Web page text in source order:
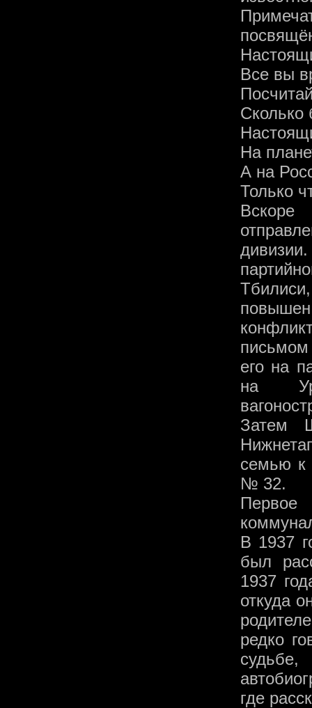
Все вы
Сколько
На
А на
Только
письмом
его на
на
Затем
семью к
№ 32.
В 1937
был
1937
откуда
редко
где